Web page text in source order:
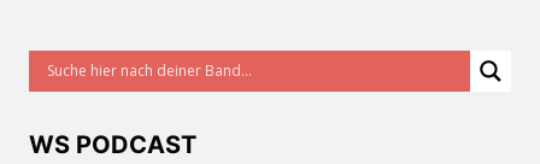
WS PODCAST